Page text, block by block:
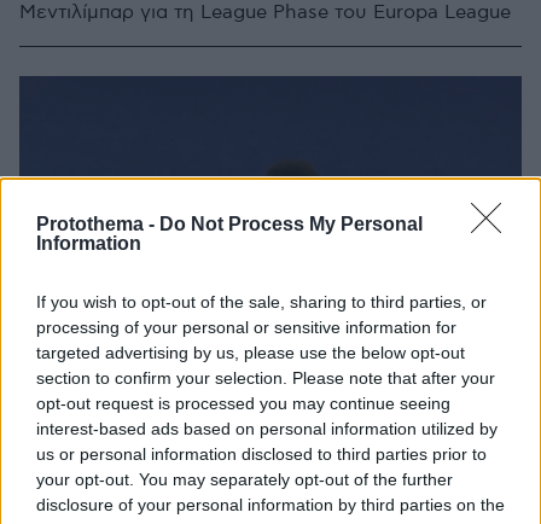
Protothema - Do Not Process My Personal
Information
If you wish to opt-out of the sale, sharing to third parties, or
processing of your personal or sensitive information for
targeted advertising by us, please use the below opt-out
section to confirm your selection. Please note that after your
opt-out request is processed you may continue seeing
interest-based ads based on personal information utilized by
us or personal information disclosed to third parties prior to
your opt-out. You may separately opt-out of the further
disclosure of your personal information by third parties on the
Μεντιλίμπαρ για τη League Phase του Europa League